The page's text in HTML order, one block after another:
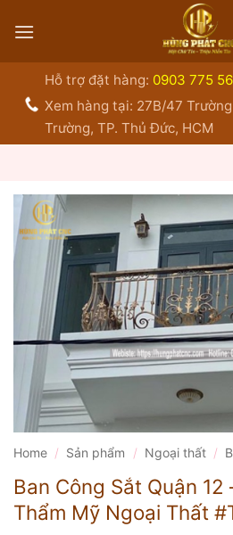
qua
Hỗ trợ đặt hàng: 0903 775
Xem hàng tại: 27B/47
Trường, TP. Thủ Đức, HCM
Home / Sản phẩm / Ngoại thất /
Ban Công Sắt Quận 12
Thẩm Mỹ Ngoại Thất